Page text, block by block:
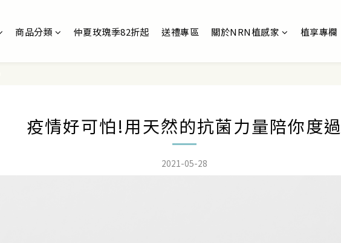
商品分類 仲夏玫瑰季82折起 送禮專區 關於NRN植感家 植享專欄
疫情好可怕!用天然的抗菌力量陪你度過
2021-05-28